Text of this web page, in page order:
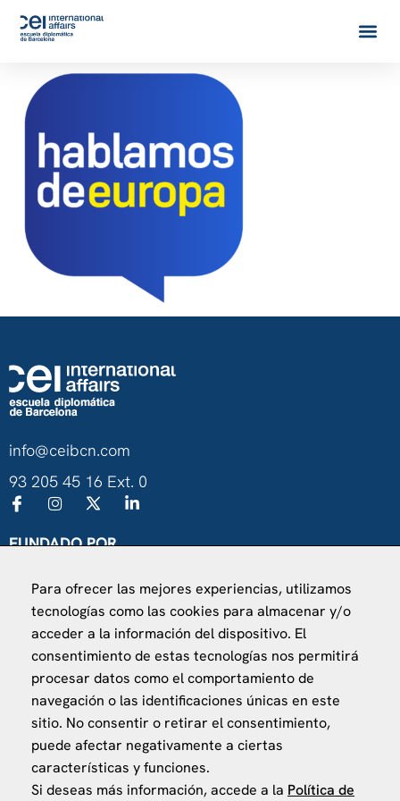
info@ceibcn.com
93 205 45 16 Ext. 0
FUNDADO POR
Ministerio de Asuntos Exteriores, UE y Cooperación
Fundación "la Caixa"
VISÍTANOS
Finca Agustí Pedro Pons
Para ofrecer las mejores experiencias, utilizamos
tecnologías como las cookies para almacenar y/o
acceder a la información del dispositivo. El
consentimiento de estas tecnologías nos permitirá
procesar datos como el comportamiento de
navegación o las identificaciones únicas en este
sitio. No consentir o retirar el consentimiento,
puede afectar negativamente a ciertas
características y funciones.
Si deseas más información, accede a la Política de